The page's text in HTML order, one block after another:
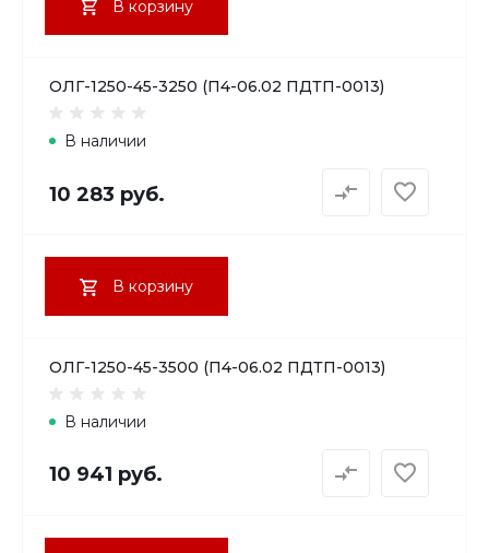
В корзину
ОЛГ-1250-45-3250 (П4-06.02 ПДТП-0013)
В наличии
10 283 руб.
В корзину
ОЛГ-1250-45-3500 (П4-06.02 ПДТП-0013)
В наличии
10 941 руб.